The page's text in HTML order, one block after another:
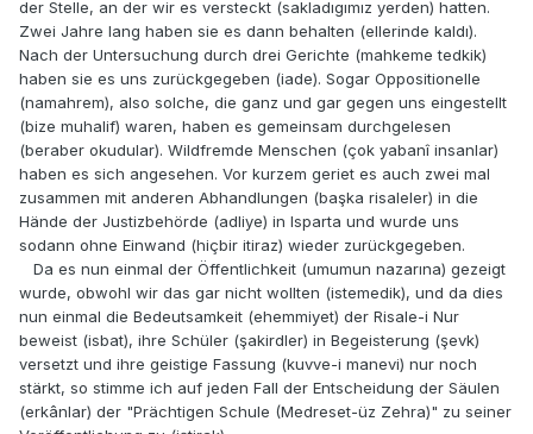
der Stelle, an der wir es versteckt (sakladıgımız yerden) hatten.
Zwei Jahre lang haben sie es dann behalten (ellerinde kaldı).
Nach der Untersuchung durch drei Gerichte (mahkeme tedkik)
haben sie es uns zurückgegeben (iade). Sogar Oppositionelle
(namahrem), also solche, die ganz und gar gegen uns eingestellt
(bize muhalif) waren, haben es gemeinsam durchgelesen
(beraber okudular). Wildfremde Menschen (çok yabanî insanlar)
haben es sich angesehen. Vor kurzem geriet es auch zwei mal
zusammen mit anderen Abhandlungen (başka risaleler) in die
Hände der Justizbehörde (adliye) in Isparta und wurde uns
sodann ohne Einwand (hiçbir itiraz) wieder zurückgegeben.
Da es nun einmal der Öffentlichkeit (umumun nazarına) gezeigt
wurde, obwohl wir das gar nicht wollten (istemedik), und da dies
nun einmal die Bedeutsamkeit (ehemmiyet) der Risale-i Nur
beweist (isbat), ihre Schüler (şakirdler) in Begeisterung (şevk)
versetzt und ihre geistige Fassung (kuvve-i manevi) nur noch
stärkt, so stimme ich auf jeden Fall der Entscheidung der Säulen
(erkânlar) der "Prächtigen Schule (Medreset-üz Zehra)" zu seiner